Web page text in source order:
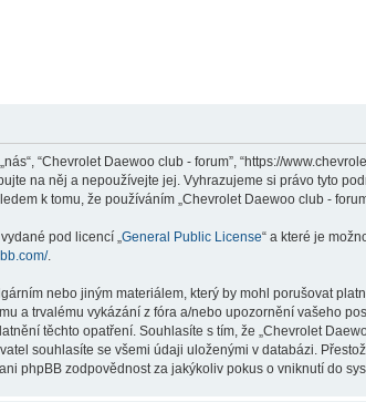
“Chevrolet Daewoo club - forum”, “https://
na něj a nepoužívejte jej. Vyhrazujeme si právo tyto
k tomu, že používáním „Chevrolet Daewoo club -
pod licencí „General Public License“ a které je
.
nebo jiným materiálem, který by mohl porušovat
a trvalému vykázání z fóra a/nebo upozornění vašeho
těchto opatření. Souhlasíte s tím, že „Chevrolet
souhlasíte se všemi údaji uloženými v databázi.
phpBB zodpovědnost za jakýkoliv pokus o vniknutí do